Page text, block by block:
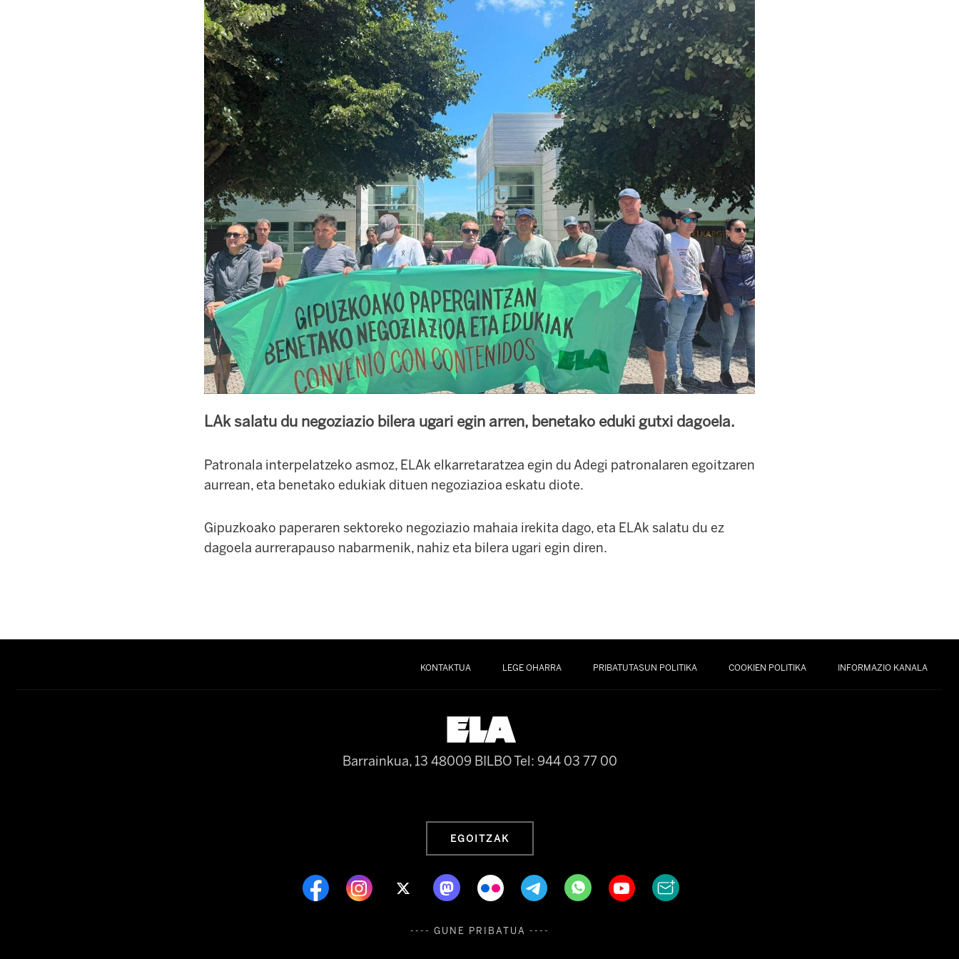
LAk salatu du negoziazio bilera ugari egin arren, benetako eduki gutxi dagoela.
Patronala interpelatzeko asmoz, ELAk elkarretaratzea egin du Adegi patronalaren egoitzaren
aurrean, eta benetako edukiak dituen negoziazioa eskatu diote.
Gipuzkoako paperaren sektoreko negoziazio mahaia irekita dago, eta ELAk salatu du ez
dagoela aurrerapauso nabarmenik, nahiz eta bilera ugari egin diren.
KONTAKTUA LEGE OHARRA PRIBATUTASUN POLITIKA COOKIEN POLITIKA INFORMAZIO KANALA
Barrainkua, 13 48009 BILBOTel: 944 03 77 00
EGOITZAK
---- GUNE PRIBATUA ----